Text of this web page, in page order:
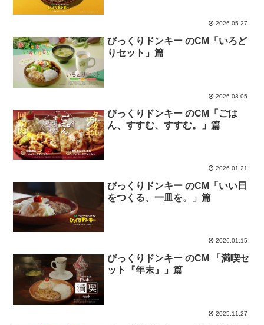
2026.05.27
びっくりドンキー のCM「いろど
りセット」篇
2026.03.05
びっくりドンキー のCM「ごは
ん、すすむ、すすむ。」篇
2026.01.21
びっくりドンキー のCM「いい日
をつくる、一皿を。」篇
2026.01.15
びっくりドンキー のCM 「満喫セ
ット『年末』」篇
2025.11.27